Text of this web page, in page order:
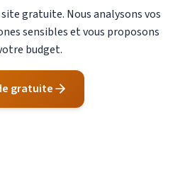
gratuite. Nous analysons vos
sensibles et vous proposons
budget.
gratuite